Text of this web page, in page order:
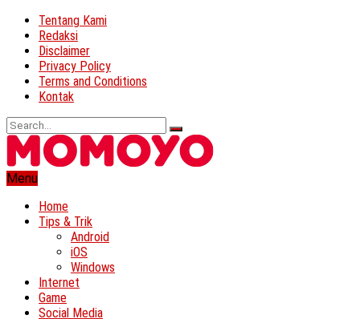
Tentang Kami
Redaksi
Disclaimer
Privacy Policy
Terms and Conditions
Kontak
Menu
Home
Tips & Trik
Android
iOS
Windows
Internet
Game
Social Media